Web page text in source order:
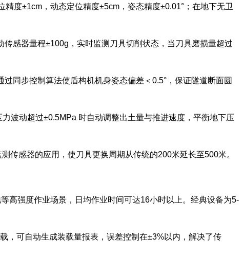
度±1cm，动态定位精度±5cm，姿态精度±0.01°；在地下无卫
感器量程±100g，实时监测刀具切削状态，当刀具磨损量超过
同步控制算法使盾构机机身姿态偏差＜0.5°，保证隧道断面圆
波动超过±0.5MPa 时自动调整出土量与推进速度，平衡地下压
传感器的应用，使刀具更换周期从传统的200米延长至500米。
高强度作业场景，日均作业时间可达16小时以上。经典设备为5-
，可自动生成装载量报表，误差控制在±3%以内，解决了传